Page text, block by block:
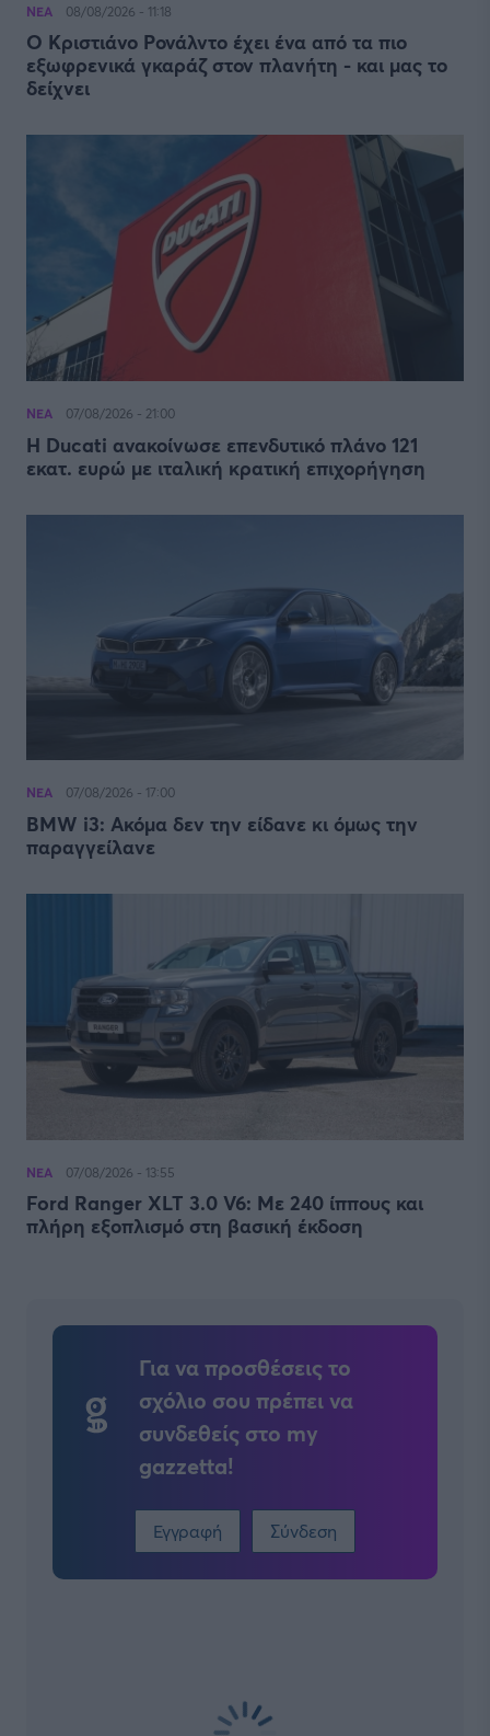
ΝΕΑ 08/08/2026 - 11:18
Ο Κριστιάνο Ρονάλντο έχει ένα από τα πιο
εξωφρενικά γκαράζ στον πλανήτη - και μας το
δείχνει
ΝΕΑ 07/08/2026 - 21:00
Η Ducati ανακοίνωσε επενδυτικό πλάνο 121
εκατ. ευρώ με ιταλική κρατική επιχορήγηση
ΝΕΑ 07/08/2026 - 17:00
BMW i3: Ακόμα δεν την είδανε κι όμως την
παραγγείλανε
ΝΕΑ 07/08/2026 - 13:55
Ford Ranger XLT 3.0 V6: Με 240 ίππους και
πλήρη εξοπλισμό στη βασική έκδοση
Για να προσθέσεις το
σχόλιο σου πρέπει να
συνδεθείς στο my
gazzetta!
Εγγραφή Σύνδεση